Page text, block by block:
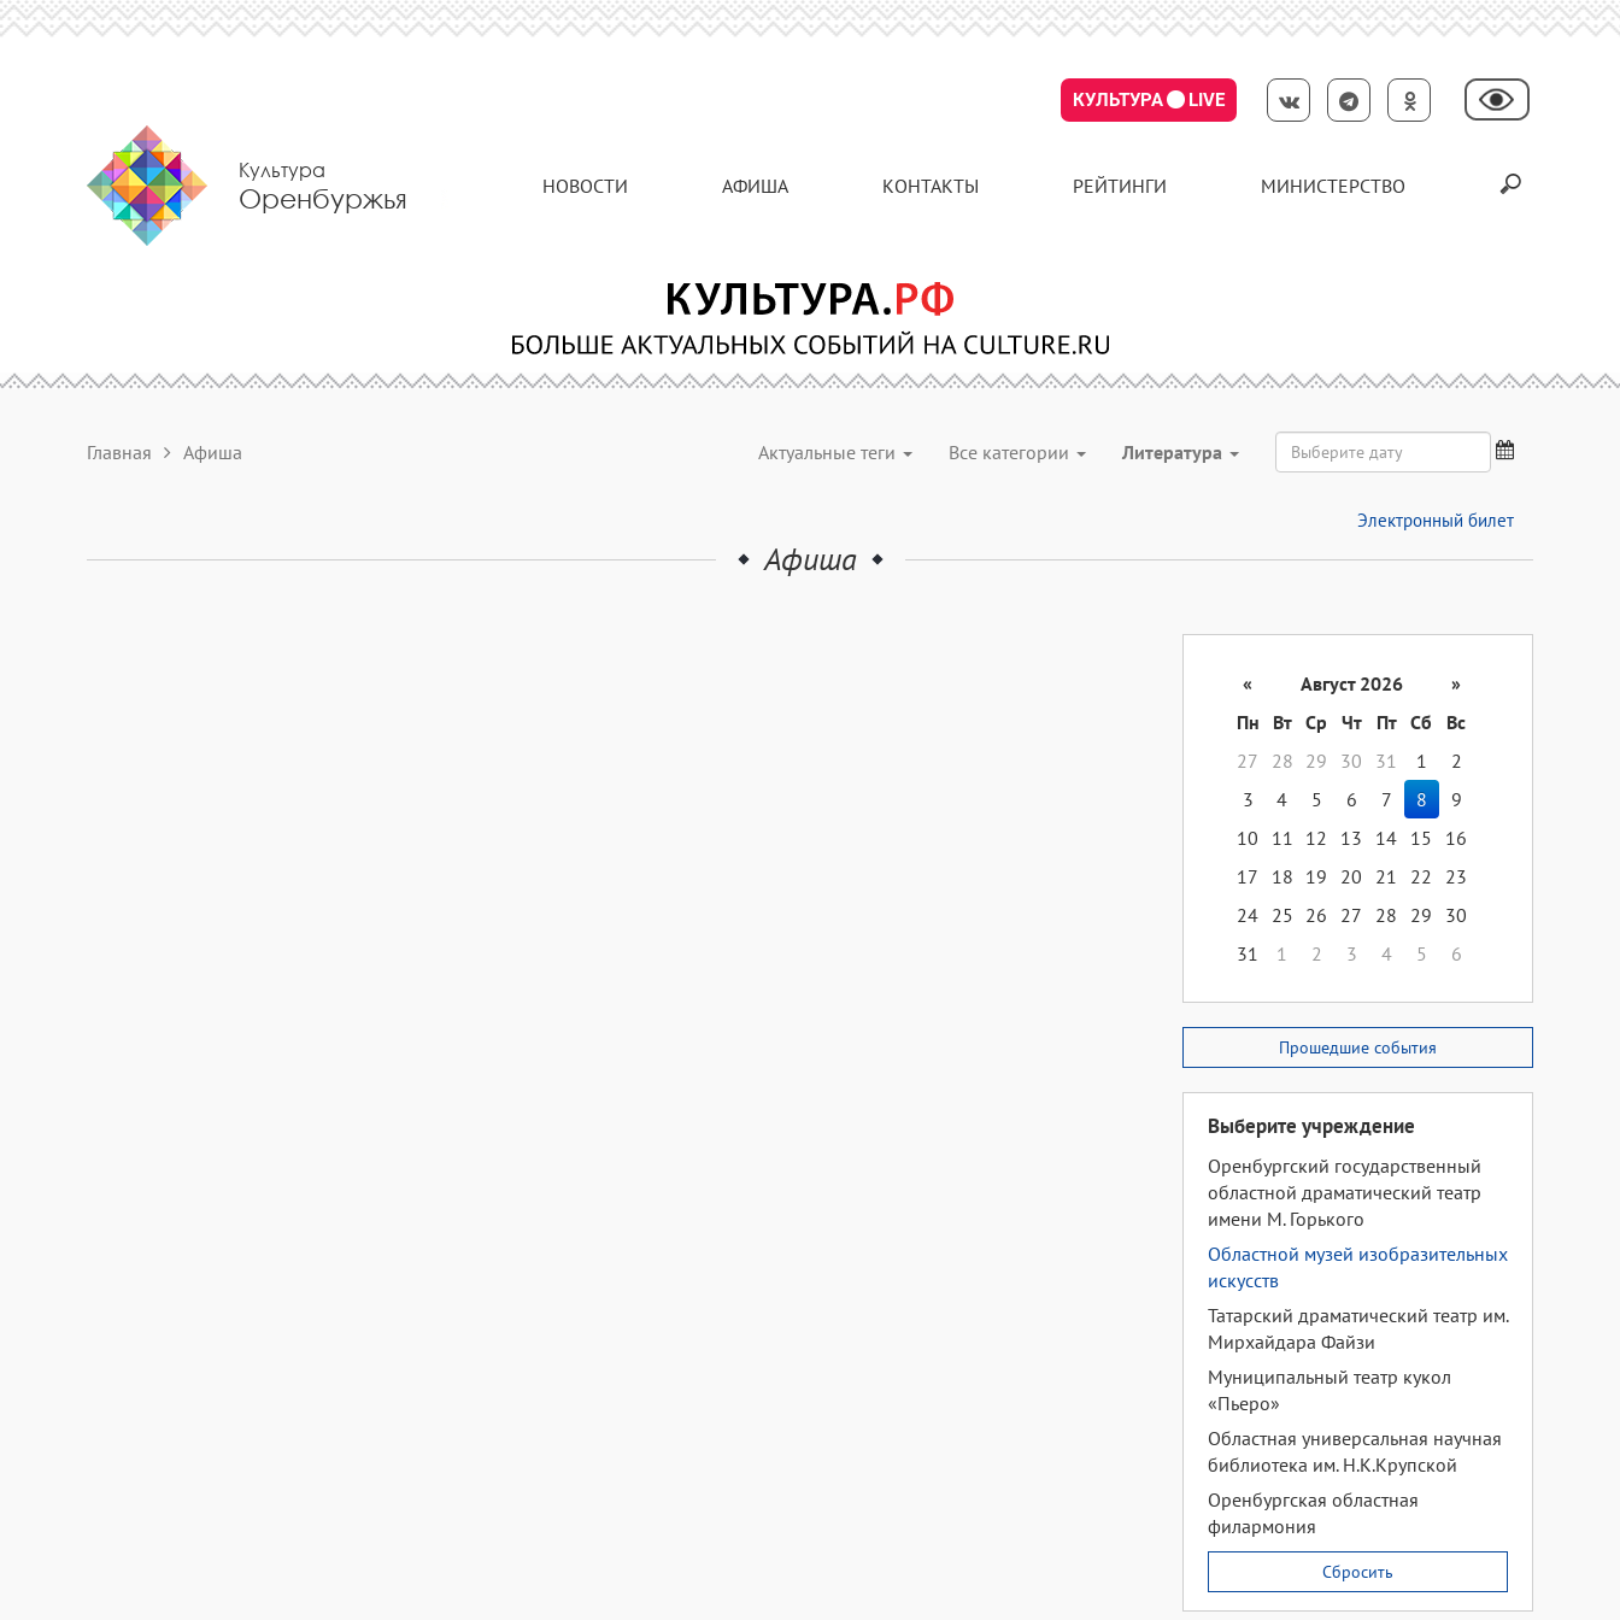
КУЛЬТУРА LIVE
Культура
Оренбуржья НОВОСТИ АФИША КОНТАКТЫ РЕЙТИНГИ МИНИСТЕРСТВО
Главная Афиша Актуальные теги Все категории Литература
Электронный билет
Афиша
« Август 2026
»
Пн
Вт Ср Чт Пт Сб
Вс
27
28 29 30 31 1
2
3
4 5 6 7 8
9
10
11 12 13 14 15
16
17
18 19 20 21 22
23
24 25 26 27 28 29
30
31
1 2 3 4 5 6
Прошедшие события
Выберите учреждение
Оренбургский государственный
областной драматический театр
имени М. Горького
Областной музей изобразительных
искусств
Татарский драматический театр им.
Мирхайдара Файзи
Муниципальный театр кукол
«Пьеро»
Областная универсальная научная
библиотека им. Н.К.Крупской
Оренбургская областная
филармония
Сбросить